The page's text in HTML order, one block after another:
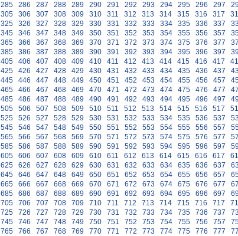
285 286 287 288 289 290 291 292 293 294 295 296 297
305 306 307 308 309 310 311 312 313 314 315 316 317
325 326 327 328 329 330 331 332 333 334 335 336 337
345 346 347 348 349 350 351 352 353 354 355 356 357
365 366 367 368 369 370 371 372 373 374 375 376 377
385 386 387 388 389 390 391 392 393 394 395 396 397
405 406 407 408 409 410 411 412 413 414 415 416 417
425 426 427 428 429 430 431 432 433 434 435 436 437
445 446 447 448 449 450 451 452 453 454 455 456 457
465 466 467 468 469 470 471 472 473 474 475 476 477
485 486 487 488 489 490 491 492 493 494 495 496 497
505 506 507 508 509 510 511 512 513 514 515 516 517
525 526 527 528 529 530 531 532 533 534 535 536 537
545 546 547 548 549 550 551 552 553 554 555 556 557
565 566 567 568 569 570 571 572 573 574 575 576 577
585 586 587 588 589 590 591 592 593 594 595 596 597
605 606 607 608 609 610 611 612 613 614 615 616 617
625 626 627 628 629 630 631 632 633 634 635 636 637
645 646 647 648 649 650 651 652 653 654 655 656 657
665 666 667 668 669 670 671 672 673 674 675 676 677
685 686 687 688 689 690 691 692 693 694 695 696 697
705 706 707 708 709 710 711 712 713 714 715 716 717
725 726 727 728 729 730 731 732 733 734 735 736 737
745 746 747 748 749 750 751 752 753 754 755 756 757
765 766 767 768 769 770 771 772 773 774 775 776 777